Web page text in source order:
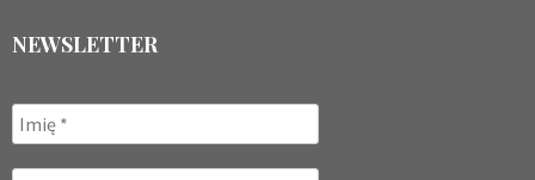
NEWSLETTER